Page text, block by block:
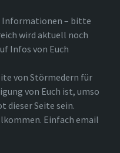
Informationen – bitte
wird aktuell noch
Infos von Euch
von Störmedern für
von Euch ist, umso
dieser Seite sein.
Einfach email